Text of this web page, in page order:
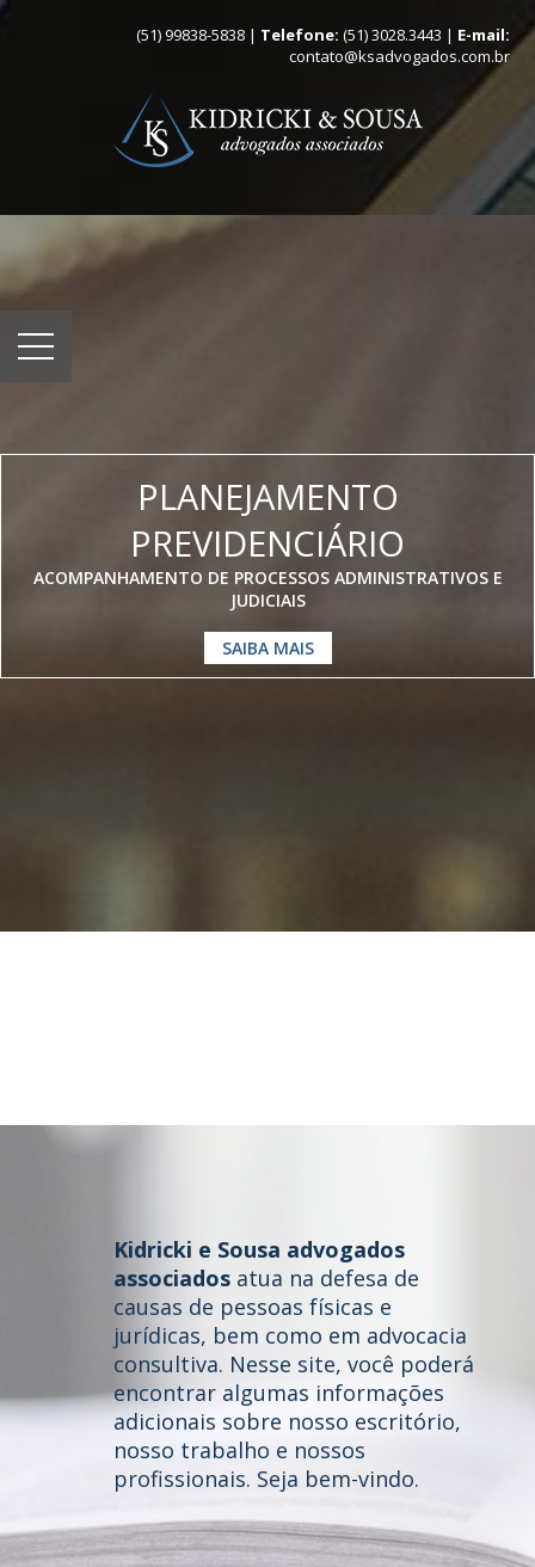
(51) 99838-5838 | Telefone: (51) 3028.3443 | E-mail:
contato@ksadvogados.com.br
Home
Quem somos
Áreas de Atuação
PLANEJAMENTO
PREVIDENCIÁRIO
ACOMPANHAMENTO DE PROCESSOS ADMINISTRATIVOS E
JUDICIAIS
SAIBA MAIS
Kidricki e Sousa advogados
associadosatua na defesa de
causas de pessoas físicas e
jurídicas, bem como em advocacia
consultiva. Nesse site, você poderá
encontrar algumas informações
adicionais sobre nosso escritório,
nosso trabalho e nossos
profissionais. Seja bem-vindo.